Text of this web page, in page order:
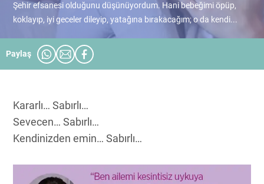
Şehir efsanesi olduğunu düşünüyordum. Hani bebeğimi öpüp,
koklayıp, iyi geceler dileyip, yatağına bırakacağım; o da kendi...
Paylaş
Kararlı… Sabırlı…
Sevecen… Sabırlı…
Kendinizden emin… Sabırlı…